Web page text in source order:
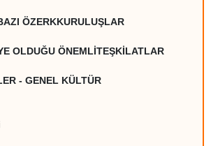
ÖZERKKURULUŞLAR
OLDUĞU ÖNEMLİTEŞKİLATLAR
- GENEL KÜLTÜR